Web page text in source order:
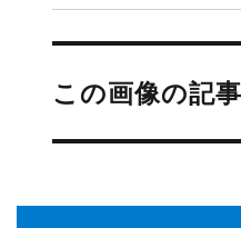
投
ナ
ビ
ー
この画像の記